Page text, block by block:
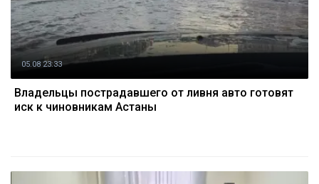
05.08 23:33
Владельцы пострадавшего от ливня авто готовят
иск к чиновникам Астаны